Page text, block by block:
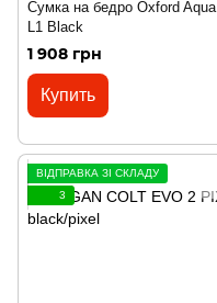
Сумка на бедро Oxford Aqua
L1 Black
1 908 грн
Купить
ВІДПРАВКА ЗІ СКЛАДУ
3